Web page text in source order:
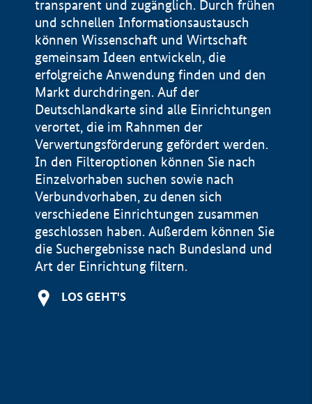
transparent und zugänglich. Durch frühen
und schnellen Informationsaustausch
können Wissenschaft und Wirtschaft
gemeinsam Ideen entwickeln, die
erfolgreiche Anwendung finden und den
Markt durchdringen. Auf der
Deutschlandkarte sind alle Einrichtungen
verortet, die im Rahnmen der
Verwertungsförderung gefördert werden.
In den Filteroptionen können Sie nach
Einzelvorhaben suchen sowie nach
Verbundvorhaben, zu denen sich
verschiedene Einrichtungen zusammen
geschlossen haben. Außerdem können Sie
die Suchergebnisse nach Bundesland und
Art der Einrichtung filtern.
LOS GEHT'S